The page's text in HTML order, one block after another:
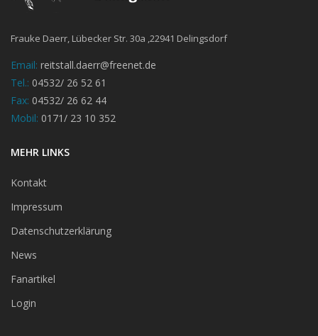
Frauke Daerr, Lübecker Str. 30a ,22941 Delingsdorf
Email: reitstall.daerr@freenet.de
Tel.: 04532/ 26 52 61
Fax: 04532/ 26 62 44
Mobil: 0171/ 23 10 352
MEHR LINKS
Kontakt
Impressum
Datenschutzerklärung
News
Fanartikel
Login